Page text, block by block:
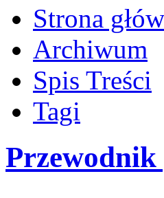
Strona
Archiwum
Spis Treści
Tagi